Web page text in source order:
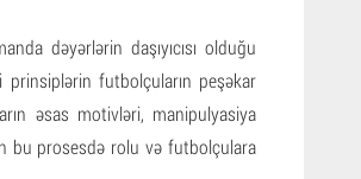
dəyərlərin daşıyıcısı olduğu
futbolçuların peşəkar
əsas motivləri, manipulyasiya
bu prosesdə rolu və futbolçulara